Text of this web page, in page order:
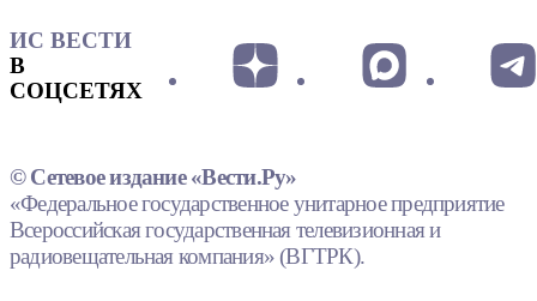
ИС ВЕСТИ
В
СОЦСЕТЯХ
© Сетевое издание «Вести.Ру»
«Федеральное государственное унитарное предприятие
Всероссийская государственная телевизионная и
радиовещательная компания» (ВГТРК).